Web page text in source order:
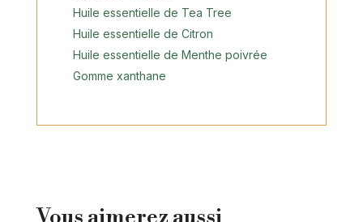
Huile essentielle de Tea Tree
Huile essentielle de Citron
Huile essentielle de Menthe poivrée
Gomme xanthane